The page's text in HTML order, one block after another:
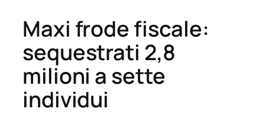
Maxi frode fiscale:
sequestrati 2,8
milioni a sette
individui